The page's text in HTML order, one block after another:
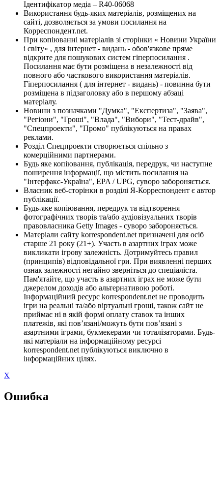
Ідентифікатор медіа – R40-06068
Використання будь-яких матеріалів, розміщених на
сайті, дозволяється за умови посилання на
Корреспондент.net.
При копіюванні матеріалів зі сторінки « Новини України
і світу» , для інтернет - видань - обов'язкове пряме
відкрите для пошукових систем гіперпосилання .
Посилання має бути розміщена в незалежності від
повного або часткового використання матеріалів.
Гіперпосилання ( для інтернет - видань) - повинна бути
розміщена в підзаголовку або в першому абзаці
матеріалу.
Новини з позначками "Думка", "Експертиза", "Заява",
"Регіони", "Гроші", "Влада", "Вибори", "Тест-драйв",
"Спецпроекти", "Промо" публікуються на правах
реклами.
Розділ Спецпроекти створюється спільно з
комерційними партнерами.
Будь яке копіювання, публікація, передрук, чи наступне
поширення інформації, що містить посилання на
"Інтерфакс-Україна", EPA / UPG, суворо забороняється.
Власник веб-сторінки в розділі Я-Корреспондент є автор
публікації.
Будь-яке копіювання, передрук та відтворення
фотографічних творів та/або аудіовізуальних творів
правовласника Getty Images - суворо забороняється.
Матеріали сайту korrespondent.net призначені для осіб
старше 21 року (21+). Участь в азартних іграх може
викликати ігрову залежність. Дотримуйтесь правил
(принципів) відповідальної гри. При виявленні перших
ознак залежності негайно зверніться до спеціаліста.
Пам'ятайте, що участь в азартних іграх не може бути
джерелом доходів або альтернативою роботі.
Інформаційний ресурс korrespondent.net не проводить
ігри на реальні та/або віртуальні гроші, також сайт не
приймає ні в якій формі оплату ставок та інших
платежів, які пов’язані/можуть бути пов’язані з
азартними іграми, букмекерами чи тоталізаторами. Будь-
які матеріали на інформаційному ресурсі
korrespondent.net публікуються виключно в
інформаційних цілях.
X
Ошибка